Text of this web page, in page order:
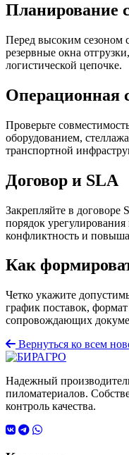
Планирование
Перед высоким сезоном
резервные окна
логистической цепочке.
Операционная
Проверьте
оборудованием,
транспортной
Договор и SLA
Закрепляйте в договоре
порядок
конфликтность и
Как
Четко укажите
график поставок,
сопровождающих
Вернуться ко всем
Надежный
пиломатериалов.
контроль качества.